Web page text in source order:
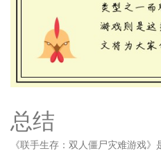
总结
《联手生存：双人僵尸灾难游戏